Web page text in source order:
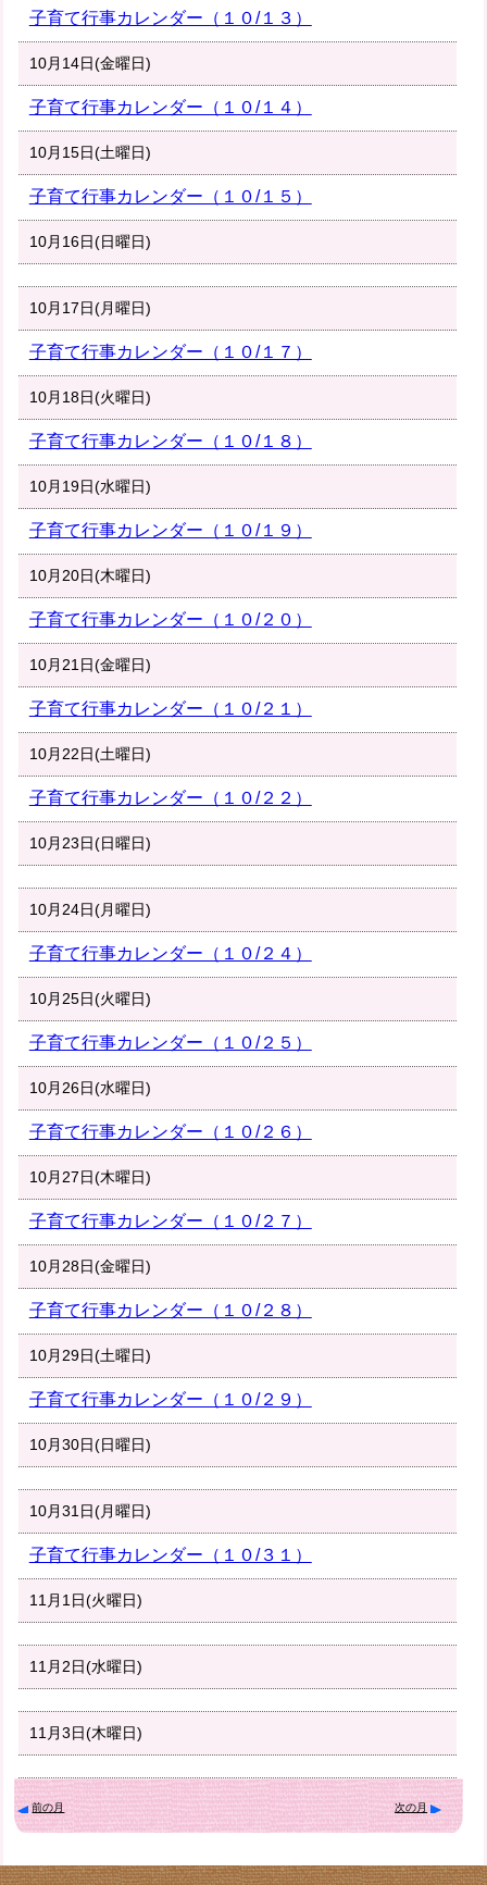
子育て行事カレンダー（１０/１３）
10月14日(金曜日)
子育て行事カレンダー（１０/１４）
10月15日(土曜日)
子育て行事カレンダー（１０/１５）
10月16日(日曜日)
10月17日(月曜日)
子育て行事カレンダー（１０/１７）
10月18日(火曜日)
子育て行事カレンダー（１０/１８）
10月19日(水曜日)
子育て行事カレンダー（１０/１９）
10月20日(木曜日)
子育て行事カレンダー（１０/２０）
10月21日(金曜日)
子育て行事カレンダー（１０/２１）
10月22日(土曜日)
子育て行事カレンダー（１０/２２）
10月23日(日曜日)
10月24日(月曜日)
子育て行事カレンダー（１０/２４）
10月25日(火曜日)
子育て行事カレンダー（１０/２５）
10月26日(水曜日)
子育て行事カレンダー（１０/２６）
10月27日(木曜日)
子育て行事カレンダー（１０/２７）
10月28日(金曜日)
子育て行事カレンダー（１０/２８）
10月29日(土曜日)
子育て行事カレンダー（１０/２９）
10月30日(日曜日)
10月31日(月曜日)
子育て行事カレンダー（１０/３１）
11月1日(火曜日)
11月2日(水曜日)
11月3日(木曜日)
前の月 次の月